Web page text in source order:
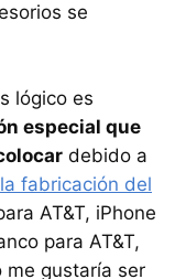
se
lógico es
especial que
debido a
la fabricación del
AT&T, iPhone
para AT&T,
me gustaría ser